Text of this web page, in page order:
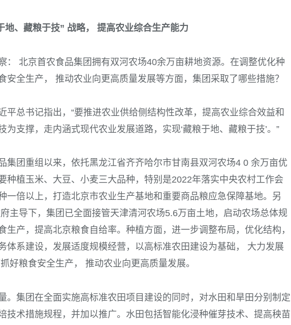
地、藏粮于技” 战略， 提高农业综合生产能力
： 北京首农食品集团拥有双河农场40余万亩耕地资源。在调整优化种
安全生产， 推动农业向更高质量发展等方面，集团采取了哪些措施？
平总书记指出，“要推进农业供给侧结构性改革，提高农业综合效益和
为支撑，走内涵式现代农业发展道路，实现‘藏粮于地、藏粮于技’。”
集团重组以来，依托黑龙江省齐齐哈尔市甘南县双河农场4 0 余万亩优
种植玉米、大豆、小麦三大品种，特别是2022年落实中央农村工作会
一倍以上，打造北京市农业生产基地和重要商品粮应急保障基地。另
主导下，集团已全面接管天津清河农场5.6万亩土地，启动农场总体规
生产，提高北京粮食自给率。种植方面，进一步调整布局，优化结构，
体系建设，发展适度规模经营，以高标准农田建设为基础， 大力发展
好粮食安全生产， 推动农业向更高质量发展。
。集团在全面实施高标准农田项目建设的同时，对水田和旱田分别制定
技术措施规程，并加以推广。水田包括智能化浸种催芽技术、提高秧苗